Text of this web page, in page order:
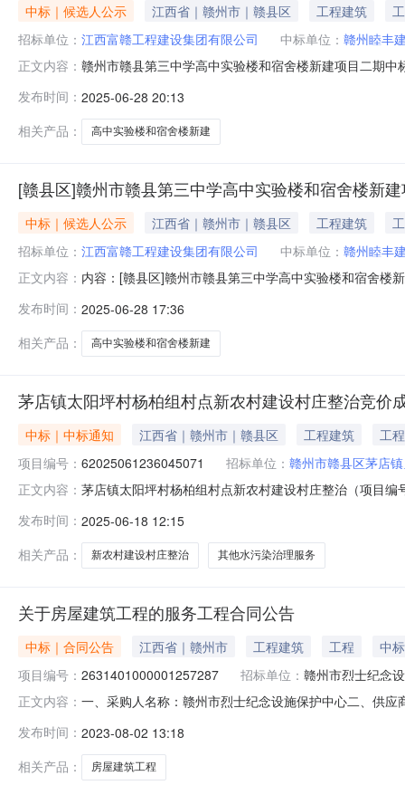
中标｜候选人公示 江西省｜赣州市｜赣县区 工程建筑
招标单位： 江西富赣工程建设集团有限公司 中标单位： 赣州睦丰
正文内容： 赣州市赣县第三中学高中实验楼和宿舍楼新建项目二期
括：新建体育训练中心，地上框架结构1层(局部二层)，
电、消防、给排水、热水
发布时间： 2025-06-28 20:13
相关产品：
高中实验楼和宿舍楼新建
[赣县区]赣州市赣县第三中学高中实验楼和宿舍楼新
中标｜候选人公示 江西省｜赣州市｜赣县区 工程建筑
招标单位： 江西富赣工程建设集团有限公司 中标单位： 赣州睦丰
正文内容： 内容：[赣县区]赣州市赣县第三中学高中实验楼和宿舍楼
期施工招标，主要建设内容包括：新建体育训练中心，
等。包含建筑
发布时间： 2025-06-28 17:36
相关产品：
高中实验楼和宿舍楼新建
茅店镇太阳坪村杨柏组村点新农村建设村庄整治竞价
中标｜中标通知 江西省｜赣州市｜赣县区 工程建筑
工程
项目编号： 62025061236045071 招标单位： 赣州市赣县区茅店
正文内容： 茅店镇太阳坪村杨柏组村点新农村建设村庄整治（项目
2025-06-1211:03-2025-06-1718:00二、采购单位信息
发布时间： 2025-06-18 12:15
相关产品：
新农村建设村庄整治 其他水污染治理服务
关于房屋建筑工程的服务工程合同公告
中标｜合同公告 江西省｜赣州市 工程建筑 工程
中
项目编号： 2631401000001257287 招标单位： 赣州市烈士纪念
正文内容： 一、采购人名称：赣州市烈士纪念设施保护中心二、供
招标文件规定项1.00472415.95472415.95服务要求或标
发布时间： 2023-08-02 13:18
相关产品：
房屋建筑工程